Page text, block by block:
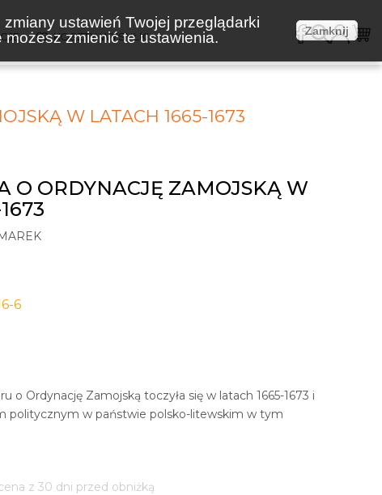
ustawień Twojej przeglądarki
zmienić te ustawienia.
Zamknij
KOSZTY WYSYŁKI
W LATACH 1665-1673
O ORDYNACJĘ ZAMOJSKĄ W
6
o Ordynację Zamojską toczyła się w latach 1665-1673 i
politycznym w państwie polsko-litewskim w tym
z 30 dni przed obniżką